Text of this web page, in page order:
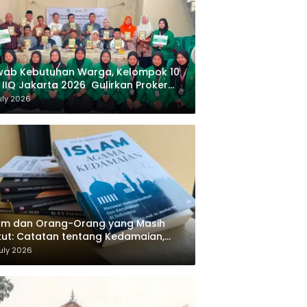
Kebutuhan Warga, Kelompok 10
IIQ Jakarta 2026 Gulirkan Proker
Al-Qur’an di Sukamanah
2026
dan Orang-Orang yang Masih
Catatan tentang Kedamaian,
dan Negara dalam
Masykuri Abdillah
2026